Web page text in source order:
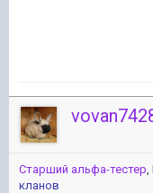
Старший альфа-тестер,
кланов